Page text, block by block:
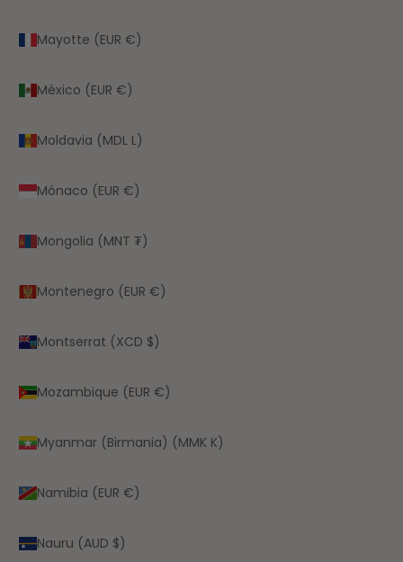
Mayotte (EUR €)
México (EUR €)
Moldavia (MDL L)
Mónaco (EUR €)
Mongolia (MNT ₮)
Montenegro (EUR €)
Montserrat (XCD $)
Mozambique (EUR €)
Myanmar (Birmania) (MMK K)
Namibia (EUR €)
Nauru (AUD $)